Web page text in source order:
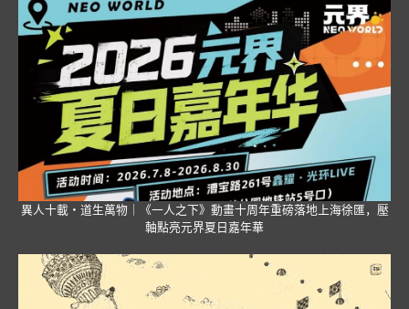
異人十載・道生萬物｜《一人之下》動畫十周年重磅落地上海徐匯，壓
軸點亮元界夏日嘉年華